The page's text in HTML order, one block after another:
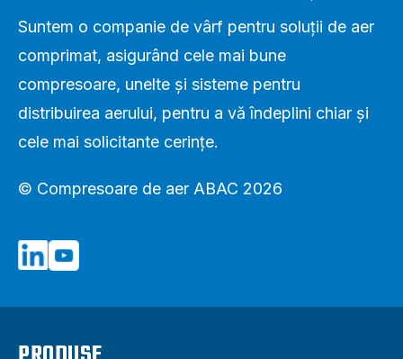
Suntem o companie de vârf pentru soluții de aer
comprimat, asigurând cele mai bune
compresoare, unelte și sisteme pentru
distribuirea aerului, pentru a vă îndeplini chiar și
cele mai solicitante cerințe.
© Compresoare de aer ABAC 2026